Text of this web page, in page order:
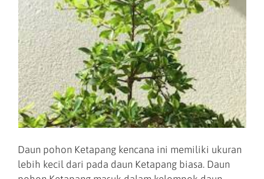
Daun pohon Ketapang kencana ini memiliki ukuran
lebih kecil dari pada daun Ketapang biasa. Daun